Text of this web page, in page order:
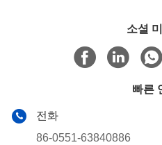
소셜
빠른
전화
86-0551-63840886